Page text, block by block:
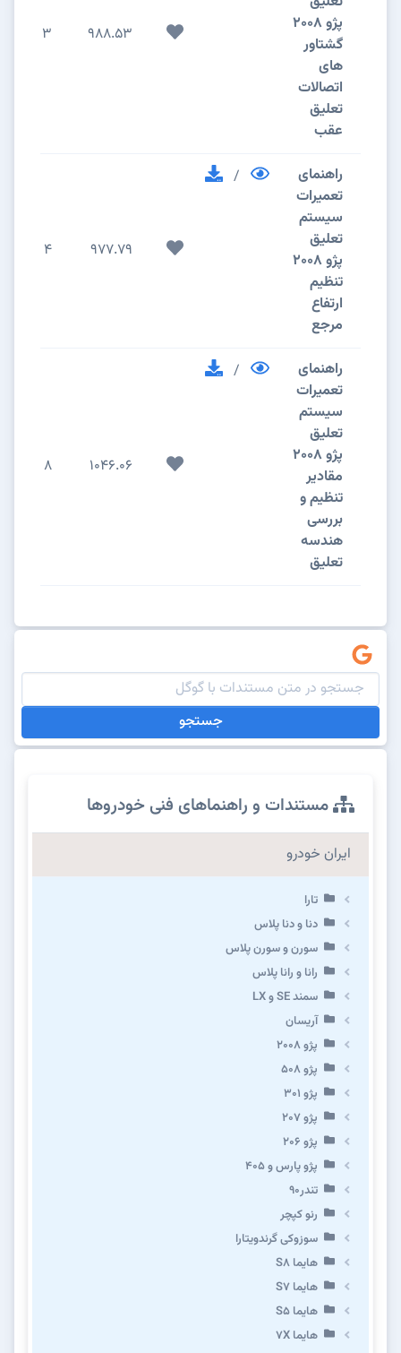
پژو 2008
گشتاور
های
اتصالات
تعلیق
عقب
988.53
3
راهنمای
تعمیرات
سیستم
تعلیق
پژو 2008
تنظیم
ارتفاع
مرجع
/
977.79
4
راهنمای
تعمیرات
سیستم
تعلیق
پژو 2008
مقادیر
تنظیم و
بررسی
هندسه
تعلیق
/
1046.06
8
جستجو
مستندات و راهنماهای فنی خودروها
ایران خودرو
تارا
دنا و دنا پلاس
سورن و سورن پلاس
رانا و رانا پلاس
سمند SE و LX
آریسان
پژو ۲۰۰۸
پژو ۵۰۸
پژو 301
پژو ۲۰۷
پژو ۲۰۶
پژو پارس و ۴۰۵
تندر۹۰
رنو کپچر
سوزوکی گرندویتارا
هایما S8
هایما S7
هایما S5
هایما 7X